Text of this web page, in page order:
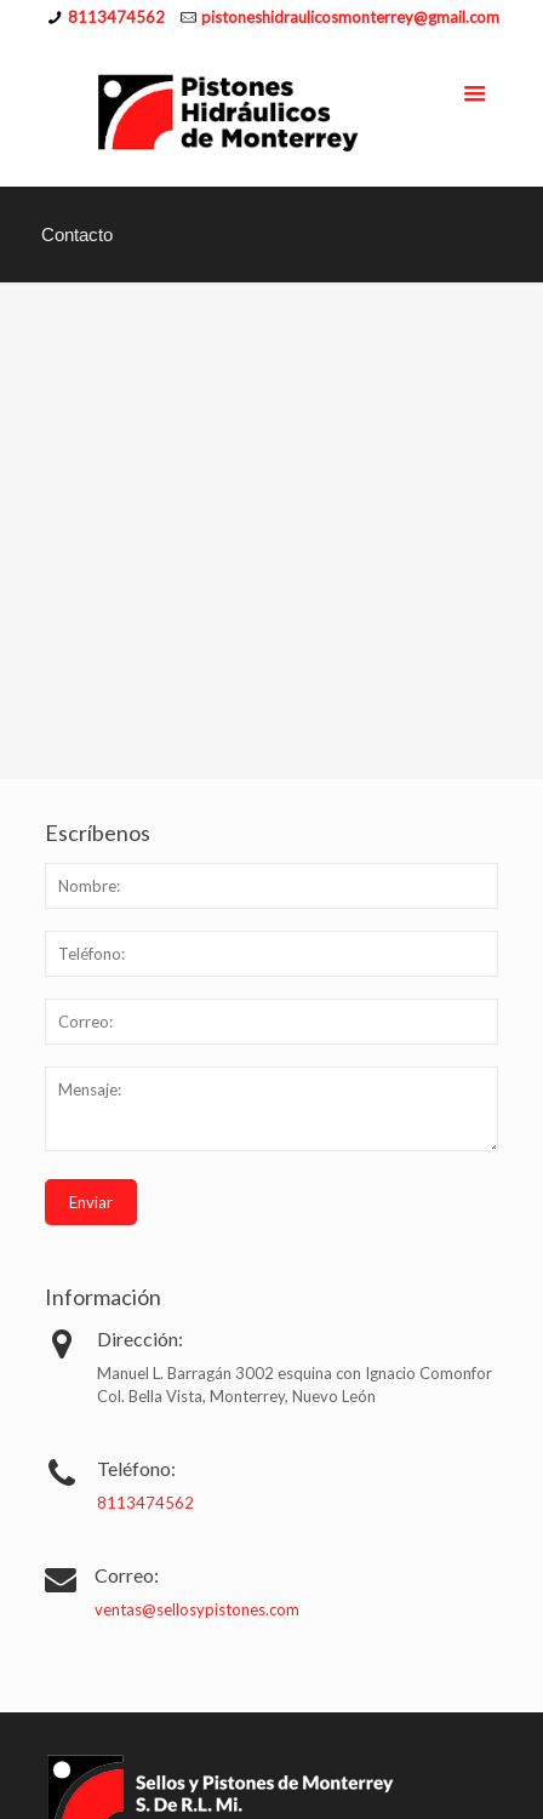
8113474562 pistoneshidraulicosmonterrey@gmail.com
Contacto
Escríbenos
Información
Dirección:
Manuel L. Barragán 3002 esquina con Ignacio Comonfor
Col. Bella Vista, Monterrey, Nuevo León
Teléfono:
8113474562
Correo:
ventas@sellosypistones.com